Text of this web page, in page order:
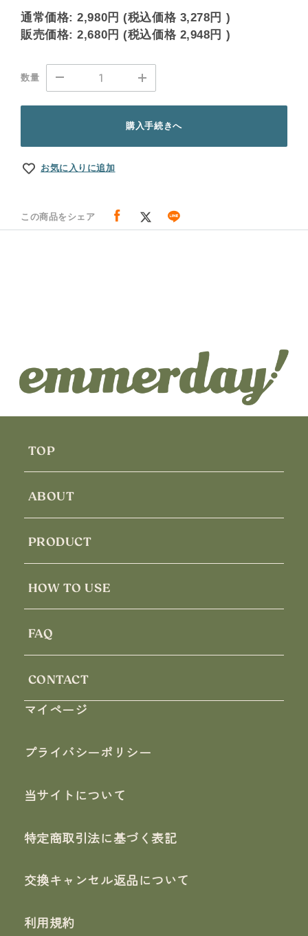
通常価格:2,980円 (税込価格 3,278円 )
販売価格:2,680円 (税込価格 2,948円 )
数量
購入手続きへ
お気に入りに追加
この商品をシェア
TOP
ABOUT
PRODUCT
HOW TO USE
FAQ
CONTACT
マイページ
プライバシーポリシー
当サイトについて
特定商取引法に基づく表記
交換キャンセル返品について
利用規約